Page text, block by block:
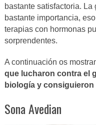
bastante satisfactoria.
bastante importancia,
terapias con hormonas
sorprendentes.
A continuación os
que lucharon contra el
biología y
Sona Avedian